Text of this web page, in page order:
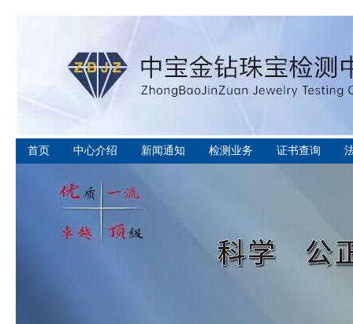
首页 中心介绍 新闻通知 检测业务 证书查询